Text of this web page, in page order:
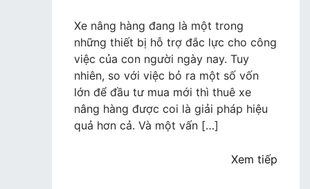
Rental
địa
chỉ
cho
thuê
xe
nâng
Xe nâng hàng đang là một trong
những thiết bị hỗ trợ đắc lực cho công
việc của con người ngày nay. Tuy
nhiên, so với việc bỏ ra một số vốn
lớn để đầu tư mua mới thì thuê xe
nâng hàng được coi là giải pháp hiệu
quả hơn cả. Và một vấn […]
Xem tiếp